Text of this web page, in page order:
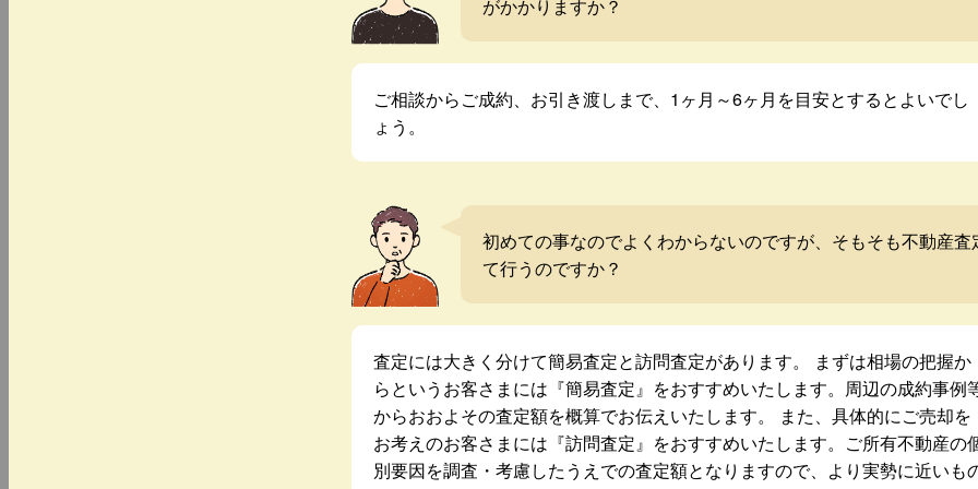
がかかりますか？
ご相談からご成約、お引き渡しまで、1ヶ月～6ヶ月を目安とするとよいでし
ょう。
初めての事なのでよくわからないのですが、そもそも不動産
て行うのですか？
査定には大きく分けて簡易査定と訪問査定があります。 まずは相場の把握か
らというお客さまには『簡易査定』をおすすめいたします。周辺の成約事例
からおおよその査定額を概算でお伝えいたします。 また、具体的にご売却を
お考えのお客さまには『訪問査定』をおすすめいたします。ご所有不動産の
別要因を調査・考慮したうえでの査定額となりますので、より実勢に近いも